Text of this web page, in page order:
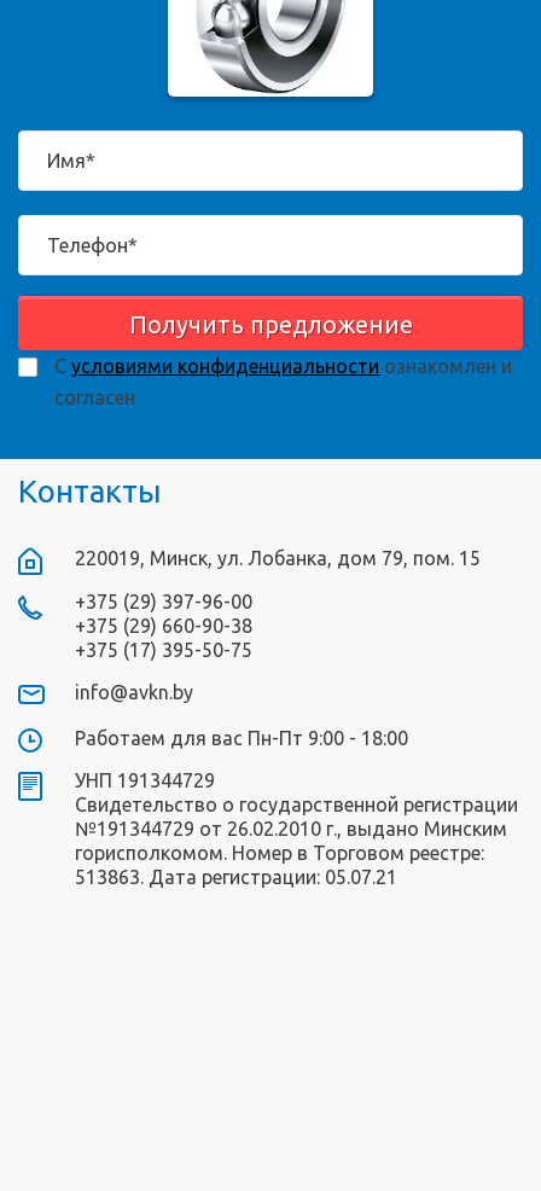
Получить предложение
С условиями конфиденциальности ознакомлен и
согласен
Контакты
220019, Минск, ул. Лобанка, дом 79, пом. 15
+375 (29) 397-96-00
+375 (29) 660-90-38
+375 (17) 395-50-75
info@avkn.by
Работаем для вас Пн-Пт 9:00 - 18:00
УНП 191344729
Свидетельство о государственной регистрации
№191344729 от 26.02.2010 г., выдано Минским
горисполкомом. Номер в Торговом реестре:
513863. Дата регистрации: 05.07.21